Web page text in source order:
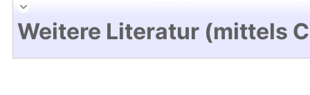
Weitere Literatur (mittels